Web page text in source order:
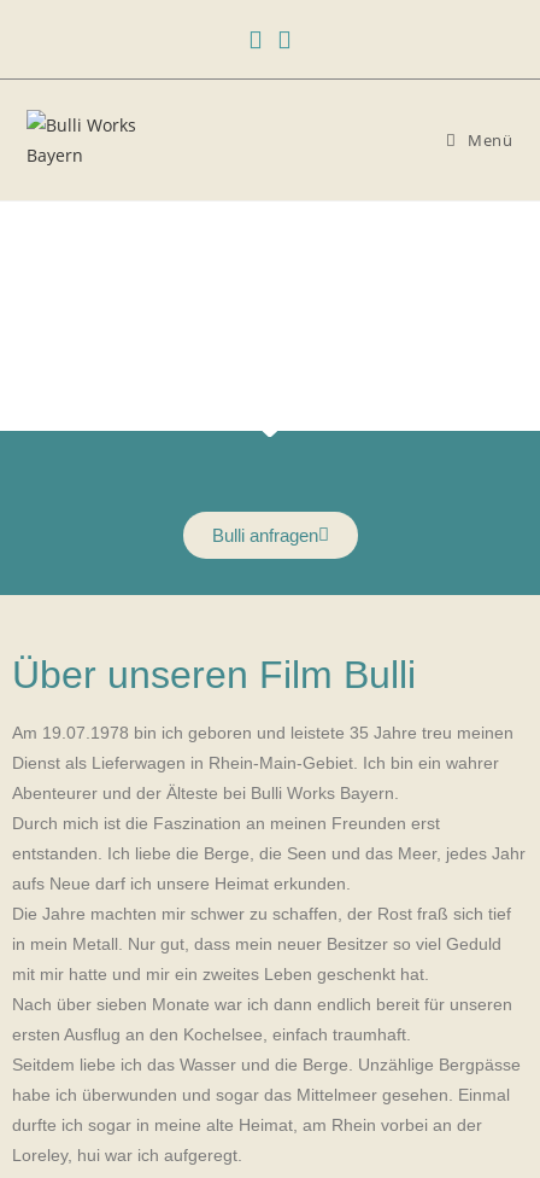
Menü
Bulli anfragen
Über unseren Film Bulli
Am 19.07.1978 bin ich geboren und leistete 35 Jahre treu meinen
Dienst als Lieferwagen in Rhein-Main-Gebiet. Ich bin ein wahrer
Abenteurer und der Älteste bei Bulli Works Bayern.
Durch mich ist die Faszination an meinen Freunden erst
entstanden. Ich liebe die Berge, die Seen und das Meer, jedes Jahr
aufs Neue darf ich unsere Heimat erkunden.
Die Jahre machten mir schwer zu schaffen, der Rost fraß sich tief
in mein Metall. Nur gut, dass mein neuer Besitzer so viel Geduld
mit mir hatte und mir ein zweites Leben geschenkt hat.
Nach über sieben Monate war ich dann endlich bereit für unseren
ersten Ausflug an den Kochelsee, einfach traumhaft.
Seitdem liebe ich das Wasser und die Berge. Unzählige Bergpässe
habe ich überwunden und sogar das Mittelmeer gesehen. Einmal
durfte ich sogar in meine alte Heimat, am Rhein vorbei an der
Loreley, hui war ich aufgeregt.